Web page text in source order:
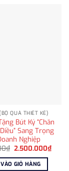
QUÀ THIẾT KẾ)
Bút Ký “Chăn
Sang Trọng
Nghiệp
₫ Giá
là:
3.000.000₫.
2.500.000₫Giá
hiện
GIỎ HÀNG